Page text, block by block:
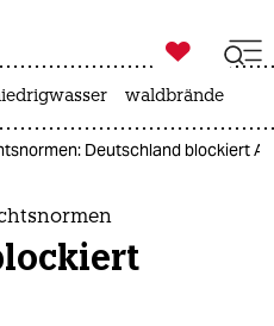
ich

taz zahl ich
waldbrände
Deutschland blockiert